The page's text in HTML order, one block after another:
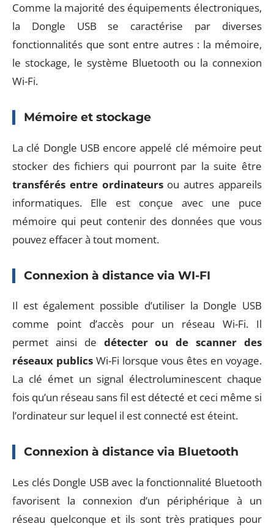
Comme la majorité des équipements électroniques,
la Dongle USB se caractérise par diverses
fonctionnalités que sont entre autres : la mémoire,
le stockage, le système Bluetooth ou la connexion
Wi-Fi.
Mémoire et stockage
La clé Dongle USB encore appelé clé mémoire peut
stocker des fichiers qui pourront par la suite être
transférés entre ordinateursou autres appareils
informatiques. Elle est conçue avec une puce
mémoire qui peut contenir des données que vous
pouvez effacer à tout moment.
Connexion à distance via WI-FI
Il est également possible d’utiliser la Dongle USB
comme point d’accès pour un réseau Wi-Fi. Il
permet ainsi de détecter ou de scanner des
réseaux publics Wi-Fi lorsque vous êtes en voyage.
La clé émet un signal électroluminescent chaque
fois qu’un réseau sans fil est détecté et ceci même si
l’ordinateur sur lequel il est connecté est éteint.
Connexion à distance via Bluetooth
Les clés Dongle USB avec la fonctionnalité Bluetooth
favorisent la connexion d’un périphérique à un
réseau quelconque et ils sont très pratiques pour